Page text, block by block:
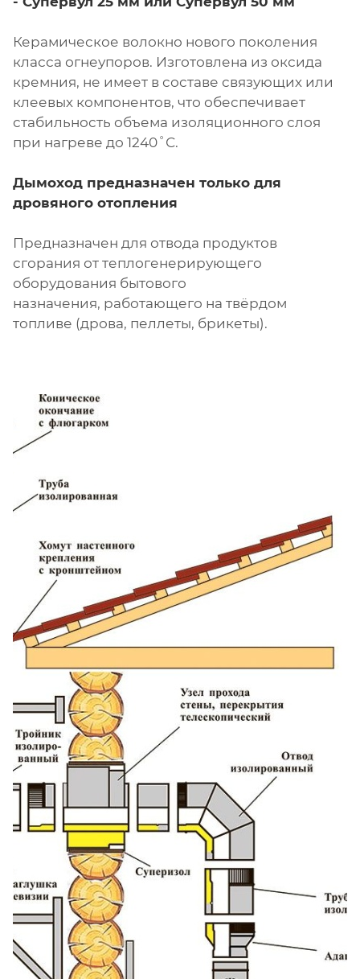
Керамическое волокно нового поколения
класса огнеупоров. Изготовлена из оксида
кремния, не имеет в составе связующих или
клеевых компонентов, что обеспечивает
стабильность объема изоляционного слоя
при нагреве до 1240˚С.
Дымоход предназначен только для
дровяного отопления
Предназначен для отвода продуктов
сгорания от теплогенерирующего
оборудования бытового
назначения, работающего на твёрдом
топливе (дрова, пеллеты, брикеты).